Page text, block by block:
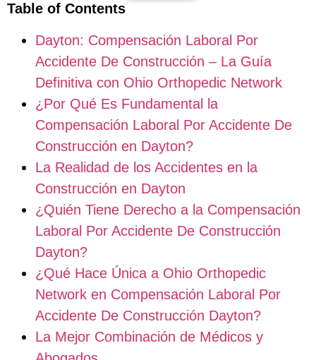
Table of Contents
Dayton: Compensación Laboral Por
Accidente De Construcción – La Guía
Definitiva con Ohio Orthopedic Network
¿Por Qué Es Fundamental la
Compensación Laboral Por Accidente De
Construcción en Dayton?
La Realidad de los Accidentes en la
Construcción en Dayton
¿Quién Tiene Derecho a la Compensación
Laboral Por Accidente De Construcción
Dayton?
¿Qué Hace Única a Ohio Orthopedic
Network en Compensación Laboral Por
Accidente De Construcción Dayton?
La Mejor Combinación de Médicos y